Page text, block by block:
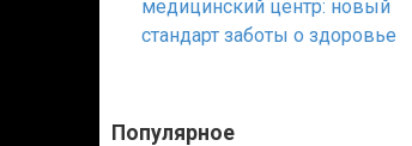
медицинский центр: новый
стандарт заботы о здоровье
Популярное